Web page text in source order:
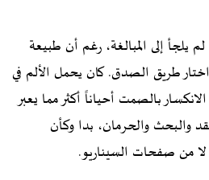
لم يلجأ إلى المبالغة، رغم أن طبيعة
طريق الصدق. كان يحمل الألم في
بالصمت أحياناً أكثر مما يعبر
والبحث والحرمان، بدا وكأن
من صفحات السيناريو.